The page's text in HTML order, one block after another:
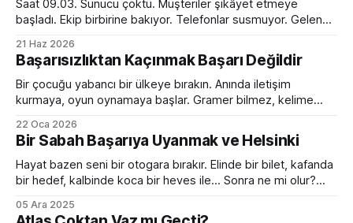
Saat 09.03. Sunucu çöktü. Müşteriler şikâyet etmeye
başladı. Ekip birbirine bakıyor. Telefonlar susmuyor. Gelen
toplantı odasında ilginç bir dönüşüm yaşanıyor. Normalde
sakin olan yönetici sesini yükseltiyor. Empatik ve sakin ekip
lideri bir anda diktatöre dönüşüyor. Her fikre açık olan
21 Haz 2026
Başarısızlıktan Kaçınmak Başarı Değildir
Bir çocuğu yabancı bir ülkeye bırakın. Anında iletişim
kurmaya, oyun oynamaya başlar. Gramer bilmez, kelime
kurar. Ama devam eder. Birkaç ay sonra da sanki hep
oradaymış gibi sohbet etmeye başlar. Peki bir yetişkini aynı
ortama bırakırsanız? Kelimeleri, kuralları, zaman çekimlerini
bilse de
22 Oca 2026
Bir Sabah Başarıya Uyanmak ve Helsinki
Hayat bazen seni bir otogara bırakır. Elinde bir bilet, kafanda
bir hedef, kalbinde koca bir heves ile... Sonra ne mi olur?
filmlerde olur. Hollywood sıkıcı hazırlık sürecini hızlıca
05 Ara 2025